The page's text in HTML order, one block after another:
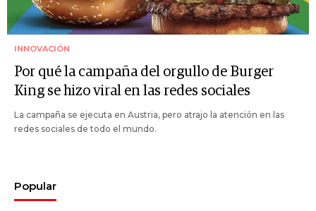
INNOVACIÓN
Por qué la campaña del orgullo de Burger
King se hizo viral en las redes sociales
La campaña se ejecuta en Austria, pero atrajo la atención en las
redes sociales de todo el mundo.
Popular